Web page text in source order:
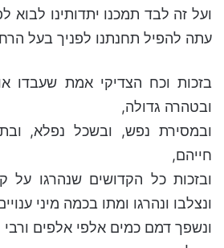
ועל זה לבד תמכנו יתדותינו לבוא
עתה להפיל תחנתנו לפניך בעל
בזכות וכח הצדיקי אמת שעבדו
ובטהרה גדולה,
ובמסירת נפש, ובשכל נפלא,
חייהם,
ובזכות כל הקדושים שנהרגו על
ונצלבו ונהרגו ומתו בכמה מיני
ונשפך דמם כמים אלפי אלפים